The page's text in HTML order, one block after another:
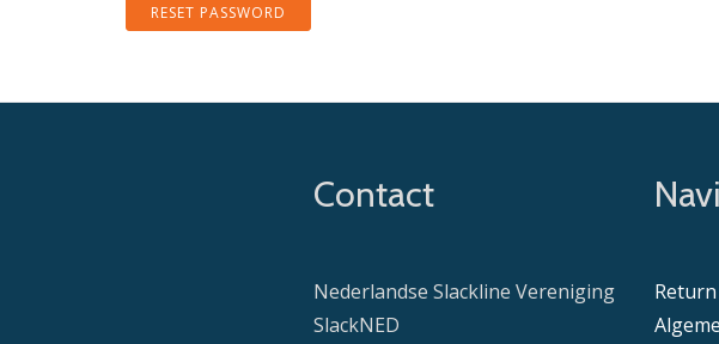
RESET PASSWORD
Contact
Nederlandse Slackline Vereniging
SlackNED